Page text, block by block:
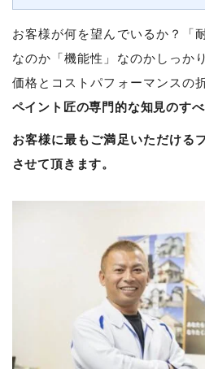
お客様が何を望んでいるか？「
なのか「機能性」なのかしっか
価格とコストパフォーマンスの
ペイント匠の専門的な知見のす
お客様に最もご満足いただける
させて頂きます。